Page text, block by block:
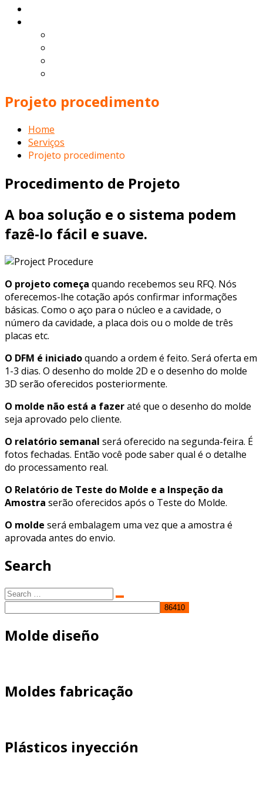
Projeto procedimento
Home
Serviços
Projeto procedimento
Procedimento de Projeto
A boa solução e o sistema podem
fazê-lo fácil e suave.
O projeto começa quando recebemos seu RFQ. Nós
oferecemos-lhe cotação após confirmar informações
básicas. Como o aço para o núcleo e a cavidade, o
número da cavidade, a placa dois ou o molde de três
placas etc.
O DFM é iniciadoquando a ordem é feito. Será oferta em
1-3 dias. O desenho do molde 2D e o desenho do molde
3D serão oferecidos posteriormente.
O molde não está a fazeraté que o desenho do molde
seja aprovado pelo cliente.
O relatório semanal será oferecido na segunda-feira. É
fotos fechadas. Então você pode saber qual é o detalhe
do processamento real.
O Relatório de Teste do Molde e a Inspeção da
Amostra serão oferecidos após o Teste do Molde.
O molde será embalagem uma vez que a amostra é
aprovada antes do envio.
Search
Search
for:
Search
Molde diseño
Moldes fabricação
Plásticos inyección